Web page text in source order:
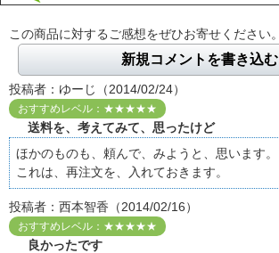
この商品に対するご感想をぜひお寄せください。
新規コメントを書き込む
投稿者：ゆーじ（2014/02/24）
おすすめレベル：★★★★★
送料を、考えてみて、思ったけど
ほかのものも、頼んで、みようと、思います。
これは、再注文を、入れておきます。
投稿者：西本智香（2014/02/16）
おすすめレベル：★★★★★
良かったです